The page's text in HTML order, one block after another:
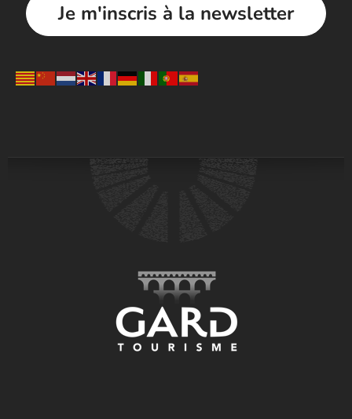
Je m'inscris à la newsletter